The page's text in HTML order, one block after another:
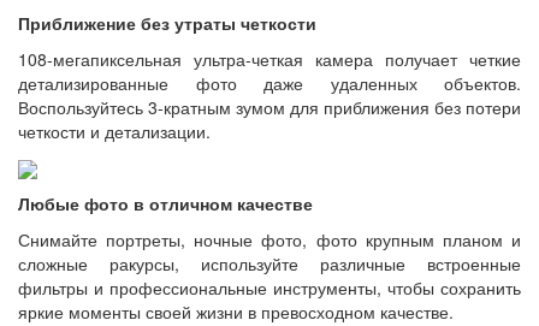
Приближение без утраты четкости
108-мегапиксельная ультра-четкая камера получает четкие
детализированные фото даже удаленных объектов.
Воспользуйтесь 3-кратным зумом для приближения без потери
четкости и детализации.
Любые фото в отличном качестве
Снимайте портреты, ночные фото, фото крупным планом и
сложные ракурсы, используйте различные встроенные
фильтры и профессиональные инструменты, чтобы сохранить
яркие моменты своей жизни в превосходном качестве.